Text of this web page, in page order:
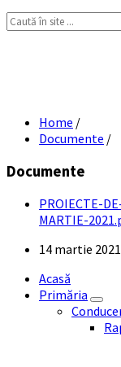
Search:
Home /
Documente /
Documente
PROIECTE-
MARTIE-
14 martie 2021
Acasă
Primăria